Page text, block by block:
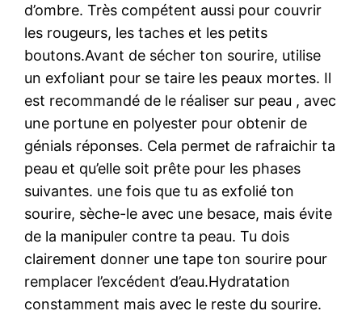
d’ombre. Très compétent aussi pour couvrir
les rougeurs, les taches et les petits
boutons.Avant de sécher ton sourire, utilise
un exfoliant pour se taire les peaux mortes. Il
est recommandé de le réaliser sur peau , avec
une portune en polyester pour obtenir de
génials réponses. Cela permet de rafraichir ta
peau et qu’elle soit prête pour les phases
suivantes. une fois que tu as exfolié ton
sourire, sèche-le avec une besace, mais évite
de la manipuler contre ta peau. Tu dois
clairement donner une tape ton sourire pour
remplacer l’excédent d’eau.Hydratation
constamment mais avec le reste du sourire.